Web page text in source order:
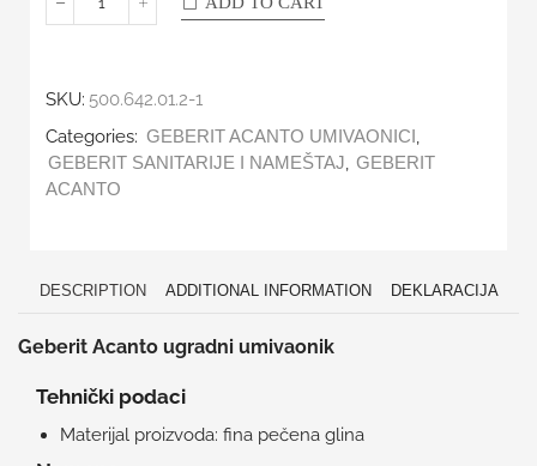
SKU: 500.642.01.2-1
Categories: GEBERIT ACANTO UMIVAONICI
GEBERIT SANITARIJE I NAMEŠTAJ
GEBERIT
ACANTO
DESCRIPTION ADDITIONAL INFORMATION DEKLARACIJA
Geberit Acanto ugradni umivaonik
Tehnički podaci
Materijal proizvoda: fina pečena glina